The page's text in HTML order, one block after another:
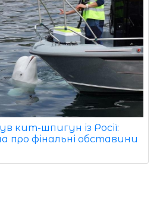
кит-шпигун із Росії:
про фінальні обставини